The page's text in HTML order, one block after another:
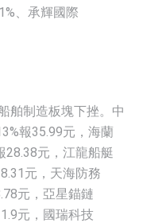
、承輝國際
舶制造板塊下挫。中
報35.99元，海蘭
28.38元，江龍船艇
元，天海防務
元，亞星錨鏈
元，國瑞科技